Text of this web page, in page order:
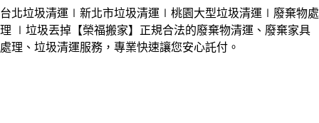
台北垃圾清運∣新北市垃圾清運∣ 桃園大型垃圾清運 ∣廢棄物處
理
∣ 垃圾丟掉 【榮福搬家】正規合法的廢棄物清運、廢棄家具
處理、垃圾清運服務，專業快速讓您安心託付。